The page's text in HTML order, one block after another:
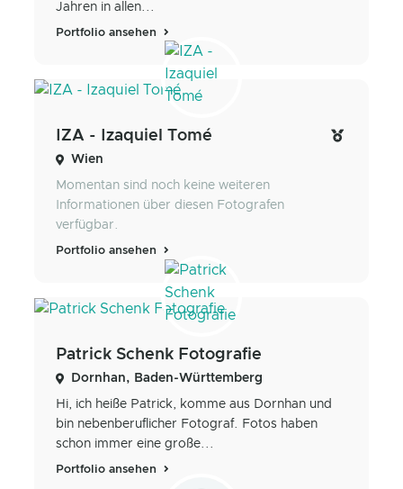
Jahren in allen...
Portfolio ansehen
IZA - Izaquiel Tomé
Wien
Momentan sind noch keine weiteren
Informationen über diesen Fotografen
verfügbar.
Portfolio ansehen
Patrick Schenk Fotografie
Dornhan, Baden-Württemberg
Hi, ich heiße Patrick, komme aus Dornhan und
bin nebenberuflicher Fotograf. Fotos haben
schon immer eine große...
Portfolio ansehen